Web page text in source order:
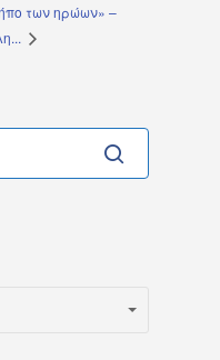
των ηρώων» –